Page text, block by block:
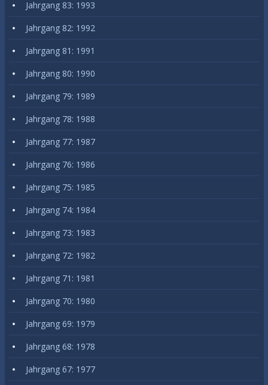
Jahrgang 83: 1993
Jahrgang 82: 1992
Jahrgang 81: 1991
Jahrgang 80: 1990
Jahrgang 79: 1989
Jahrgang 78: 1988
Jahrgang 77: 1987
Jahrgang 76: 1986
Jahrgang 75: 1985
Jahrgang 74: 1984
Jahrgang 73: 1983
Jahrgang 72: 1982
Jahrgang 71: 1981
Jahrgang 70: 1980
Jahrgang 69: 1979
Jahrgang 68: 1978
Jahrgang 67: 1977